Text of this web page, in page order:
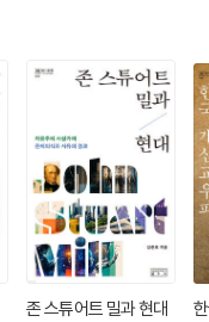
존 스튜어트 밀과 현대